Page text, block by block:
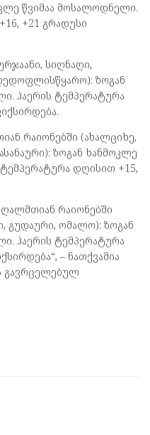
წვიმაა მოსალოდნელი.
+21 გრადუსი
სიღნაღი,
ზოგან
ჰაერის ტემპერატურა
რაიონებში (ახალციხე,
ზოგან ხანმოკლე
დღისით +15,
რაიონებში
გუდაური, ომალო): ზოგან
ჰაერის ტემპერატურა
– ნათქვამია
გავრცელებულ